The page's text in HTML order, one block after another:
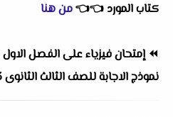
كتاب المورد 👈
👈من هنا
⏪إمتحان فيزياء على الفصل
نموذج الاجابة للصف الثالث الثانوى 2023 م